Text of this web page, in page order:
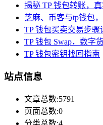
揭秘 TP 钱包转账，
芝麻、币客与tp钱包
TP 钱包买卖交易步骤
TP 钱包 Swap，数字
TP 钱包密钥找回指南
站点信息
文章总数:5791
页面总数:0
分类总数:4